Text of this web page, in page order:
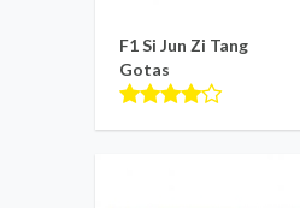
F1 Si Jun Zi Tang
Gotas